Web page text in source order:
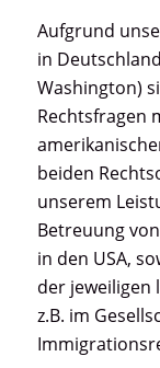
Aufgrund
in
Washington)
Rechtsfragen
beiden
unserem
Betreuung
in den USA,
der jeweiligen
z.B. im